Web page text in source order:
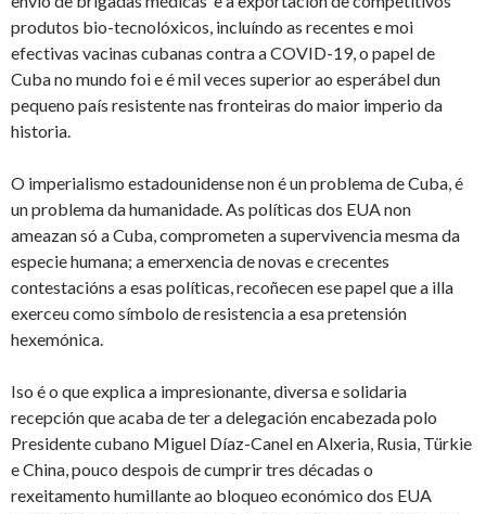
produtos bio-tecnolóxicos, incluíndo as recentes e moi
efectivas vacinas cubanas contra a COVID-19, o papel de
Cuba no mundo foi e é mil veces superior ao esperábel dun
pequeno país resistente nas fronteiras do maior imperio da
historia.
O imperialismo estadounidense non é un problema de Cuba, é
un problema da humanidade. As políticas dos EUA non
ameazan só a Cuba, comprometen a supervivencia mesma da
especie humana; a emerxencia de novas e crecentes
contestacións a esas políticas, recoñecen ese papel que a illa
exerceu como símbolo de resistencia a esa pretensión
hexemónica.
Iso é o que explica a impresionante, diversa e solidaria
recepción que acaba de ter a delegación encabezada polo
Presidente cubano Miguel Díaz-Canel en Alxeria, Rusia, Türkie
e China, pouco despois de cumprir tres décadas o
rexeitamento humillante ao bloqueo económico dos EUA